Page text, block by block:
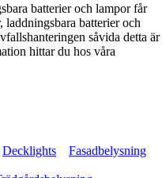
batterier och lampor får
laddningsbara batterier och
såvida detta är
hittar du hos våra
Decklights
Fasadbelysning